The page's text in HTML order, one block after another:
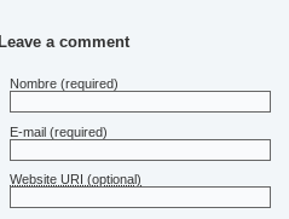
Leave a comment
Nombre (required)
E-mail (required)
Website URI (optional)